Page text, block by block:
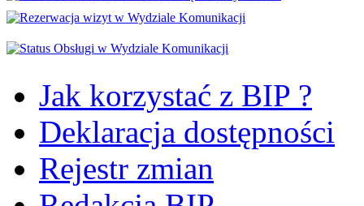
Jak korzystać z BIP ?
Deklaracja dostępności
Rejestr zmian